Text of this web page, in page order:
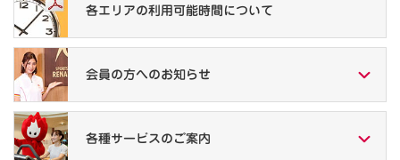
各エリアの利用可能時間について
会員の方へのお知らせ
各種サービスの ご案内